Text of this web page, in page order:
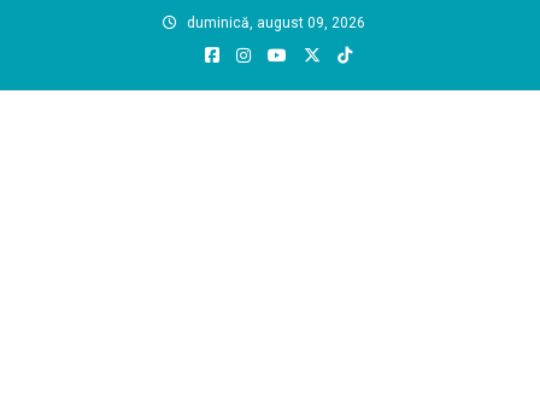
duminică, august 09, 2026